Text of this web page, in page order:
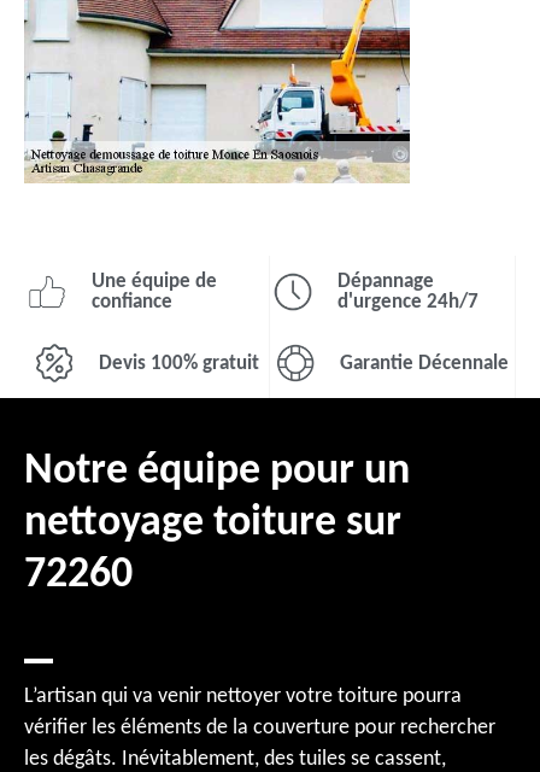
Une équipe de
confiance
Dépannage
d'urgence 24h/7
Devis 100% gratuit Garantie Décennale
Notre équipe pour un
nettoyage toiture sur
72260
L’artisan qui va venir nettoyer votre toiture pourra
vérifier les éléments de la couverture pour rechercher
les dégâts. Inévitablement, des tuiles se cassent,